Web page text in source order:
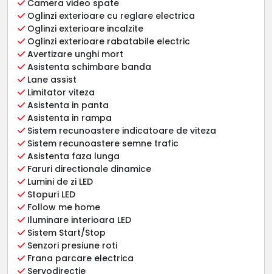
Camera video spate
Oglinzi exterioare cu reglare electrica
Oglinzi exterioare incalzite
Oglinzi exterioare rabatabile electric
Avertizare unghi mort
Asistenta schimbare banda
Lane assist
Limitator viteza
Asistenta in panta
Asistenta in rampa
Sistem recunoastere indicatoare de viteza
Sistem recunoastere semne trafic
Asistenta faza lunga
Faruri directionale dinamice
Lumini de zi LED
Stopuri LED
Follow me home
Iluminare interioara LED
Sistem Start/Stop
Senzori presiune roti
Frana parcare electrica
Servodirectie